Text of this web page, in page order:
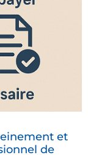
et
de